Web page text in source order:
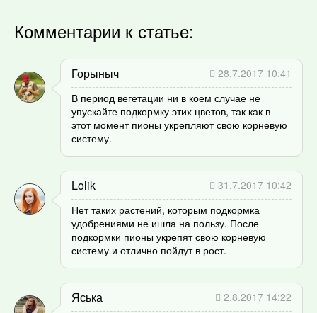
Комментарии к статье:
Горыныч
28.7.2017 10:41
В период вегетации ни в коем случае не
упускайте подкормку этих цветов, так как в
этот момент пионы укрепляют свою корневую
систему.
Lolik
31.7.2017 10:42
Нет таких растений, которым подкормка
удобрениями не ишла на пользу. После
подкормки пионы укрепят свою корневую
систему и отлично пойдут в рост.
Яська
2.8.2017 14:22